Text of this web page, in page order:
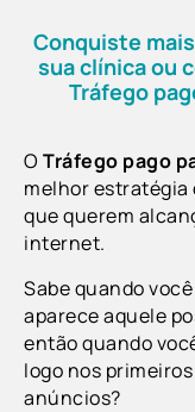
Conquiste
sua clínica ou
Tráfego
O Tráfego pago
melhor estratégia
que querem
internet.
Sabe quando
aparece aquele
então quando
logo nos
anúncios?